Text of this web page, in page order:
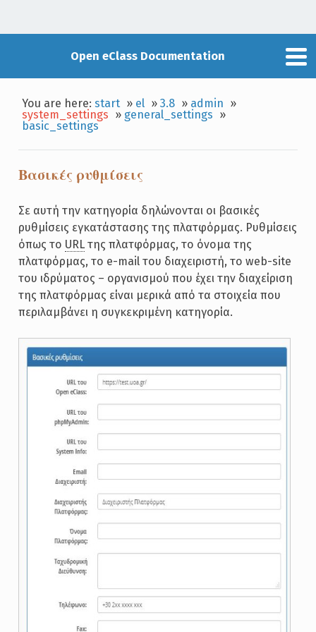
Open eClass Documentation
You are here:start » el »3.8 » admin »
system_settings » general_settings »
basic_settings
Βασικές ρυθμίσεις
Σε αυτή την κατηγορία δηλώνονται οι βασικές
ρυθμίσεις εγκατάστασης της πλατφόρμας. Ρυθμίσεις
όπως το URLτης πλατφόρμας, το όνομα της
πλατφόρμας, το e-mail του διαχειριστή, το web-site
του ιδρύματος – οργανισμού που έχει την διαχείριση
της πλατφόρμας είναι μερικά από τα στοιχεία που
περιλαμβάνει η συγκεκριμένη κατηγορία.